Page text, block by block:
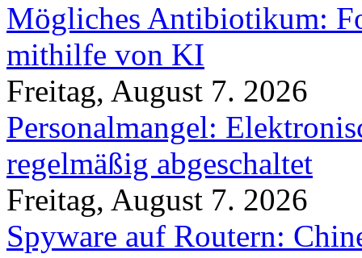
Mögliches Antibiotikum:
mithilfe von KI
Freitag, August 7. 2026
Personalmangel:
regelmäßig abgeschaltet
Freitag, August 7. 2026
Spyware auf Routern: